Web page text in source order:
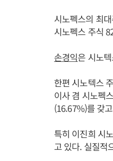
시노펙스의 최
시노펙스 주식
손경익은 시노
한편 시노텍스
이사 겸 시노펙
(16.67%)를 갖
특히 이진희 시
고 있다. 실질적